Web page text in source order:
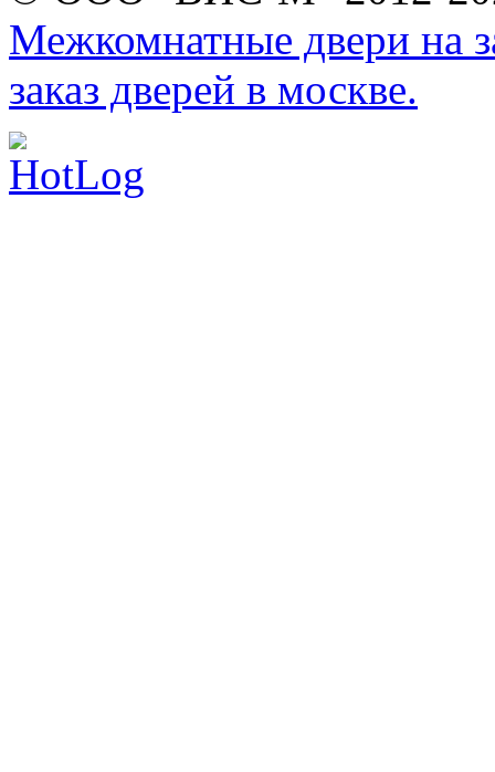
Межкомнатные двери на
заказ дверей в москве.